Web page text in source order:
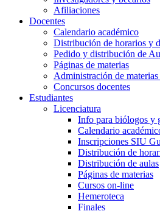
Afiliaciones
Docentes
Calendario académico
Distribución de horarios y
Pedido y distribución de
Páginas de materias
Administración de
Concursos docentes
Estudiantes
Licenciatura
Info para biólogos y
Calendario
Inscripciones SIU
Distribución de
Distribución de aulas
Páginas de materias
Cursos on-line
Hemeroteca
Finales